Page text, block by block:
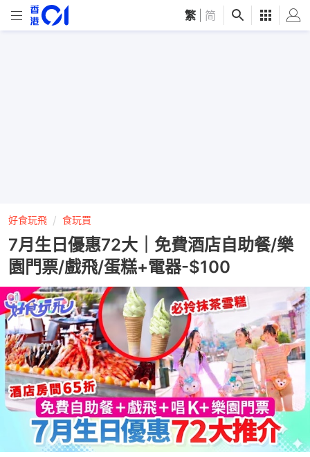
繁 简
好食玩飛 食玩買
7月生日優惠72大｜免費酒店自助餐/樂
園門票/戲飛/蛋糕+電器-$100